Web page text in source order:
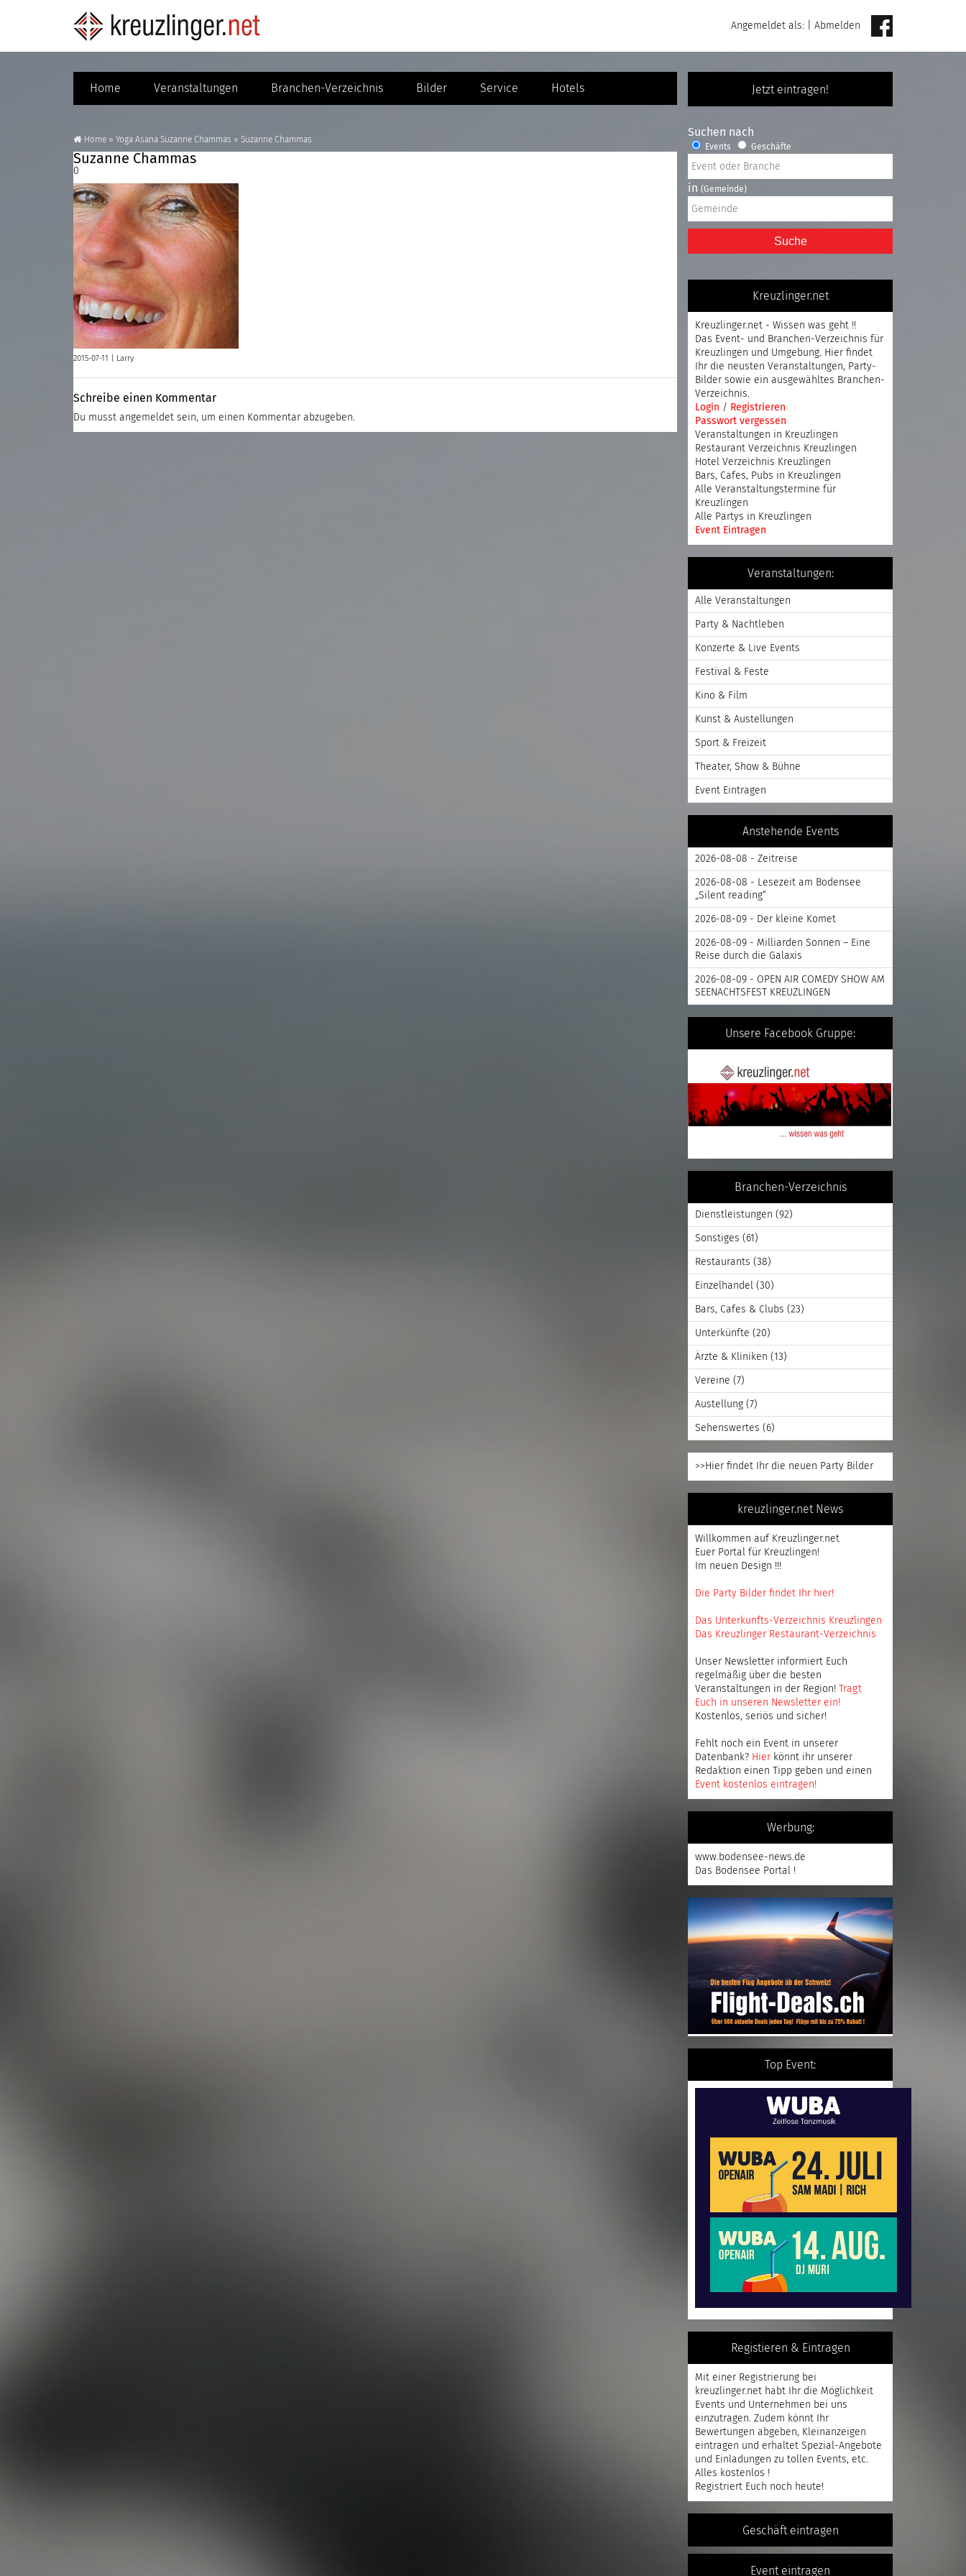
Angemeldet als: Abmelden
Jetzt eintragen!
Home Veranstaltungen Branchen-Verzeichnis Bilder Service Hotels
Home » Yoga Asana Suzanne Chammas » Suzanne Chammas
Suzanne Chammas
0
2015-07-11 | Larry
Schreibe einen Kommentar
Du musst angemeldet sein, um einen Kommentar abzugeben.
Suchen nach
Events Geschäfte
in (Gemeinde)
Suche
Kreuzlinger.net
Kreuzlinger.net - Wissen was geht !!
Das Event- und Branchen-Verzeichnis für
Kreuzlingen und Umgebung. Hier findet
Ihr die neusten Veranstaltungen, Party-
Bilder sowie ein ausgewähltes Branchen-
Verzeichnis.
Login / Registrieren
Passwort vergessen
Veranstaltungen in Kreuzlingen
Restaurant Verzeichnis Kreuzlingen
Hotel Verzeichnis Kreuzlingen
Bars, Cafes, Pubs in Kreuzlingen
Alle Veranstaltungstermine für
Kreuzlingen
Alle Partys in Kreuzlingen
Event Eintragen
Veranstaltungen:
Alle Veranstaltungen
Party & Nachtleben
Konzerte & Live Events
Festival & Feste
Kino & Film
Kunst & Austellungen
Sport & Freizeit
Theater, Show & Bühne
Event Eintragen
Anstehende Events
2026-08-08 - Zeitreise
2026-08-08 - Lesezeit am Bodensee
„Silent reading“
2026-08-09 - Der kleine Komet
2026-08-09 - Milliarden Sonnen – Eine
Reise durch die Galaxis
2026-08-09 - OPEN AIR COMEDY SHOW AM
SEENACHTSFEST KREUZLINGEN
Unsere Facebook Gruppe:
Branchen-Verzeichnis
Dienstleistungen (92)
Sonstiges (61)
Restaurants (38)
Einzelhandel (30)
Bars, Cafes & Clubs (23)
Unterkünfte (20)
Ärzte & Kliniken (13)
Vereine (7)
Austellung (7)
Sehenswertes (6)
>>Hier findet Ihr die neuen Party Bilder
kreuzlinger.net News
Willkommen auf Kreuzlinger.net
Euer Portal für Kreuzlingen!
Im neuen Design !!!
Die Party Bilder findet Ihr hier!
Das Unterkunfts-Verzeichnis Kreuzlingen
Das Kreuzlinger Restaurant-Verzeichnis
Unser Newsletter informiert Euch
regelmäßig über die besten
Veranstaltungen in der Region! Tragt
Euch in unseren Newsletter ein!
Kostenlos, seriös und sicher!
Fehlt noch ein Event in unserer
Datenbank? Hier könnt ihr unserer
Redaktion einen Tipp geben und einen
Event kostenlos eintragen!
Werbung:
www.bodensee-news.de
Das Bodensee Portal !
Top Event:
Registieren & Eintragen
Mit einer Registrierung bei
kreuzlinger.net habt Ihr die Möglichkeit
Events und Unternehmen bei uns
einzutragen. Zudem könnt Ihr
Bewertungen abgeben, Kleinanzeigen
eintragen und erhaltet Spezial-Angebote
und Einladungen zu tollen Events, etc.
Alles kostenlos !
Registriert Euch noch heute!
Geschäft eintragen
Event eintragen